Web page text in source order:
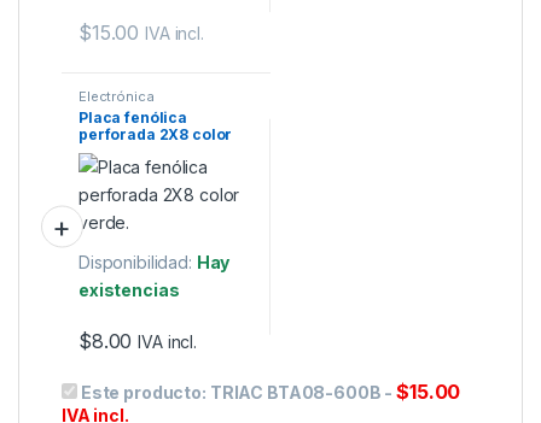
$15.00 IVA incl.
Electrónica
Placa fenólica
perforada 2X8 color
verde.
Disponibilidad: Hay
existencias
$8.00 IVA incl.
Este producto: TRIAC BTA08-600B -$15.00
IVA incl.